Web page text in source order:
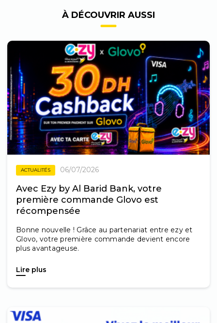
À DÉCOUVRIR AUSSI
ACTUALITÉS 06/07/2026
Avec Ezy by Al Barid Bank, votre
première commande Glovo est
récompensée
Bonne nouvelle ! Grâce au partenariat entre ezy et
Glovo, votre première commande devient encore
plus avantageuse.
Lire plus